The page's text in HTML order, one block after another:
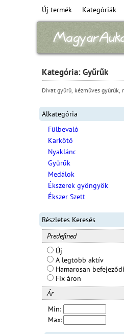
Új termék Kategóriák
Kategória: Gyűrűk
Divat gyűrű, kézműves gyűrűk,
Alkategória
Fülbevaló
Karkötő
Nyaklánc
Gyűrűk
Medálok
Ékszerek gyöngyök
Ékszer Szett
Részletes Keresés
Predefined
Új
A legtöbb aktív
Hamarosan
Fix áron
Ár
Min:
Max: